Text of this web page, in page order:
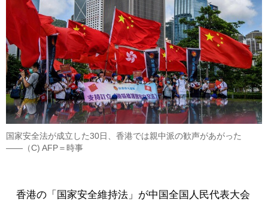
国家安全法が成立した30日、香港では親中派の歓声があがった
――（C) AFP＝時事
香港の「国家安全維持法」が中国全国人民代表大会